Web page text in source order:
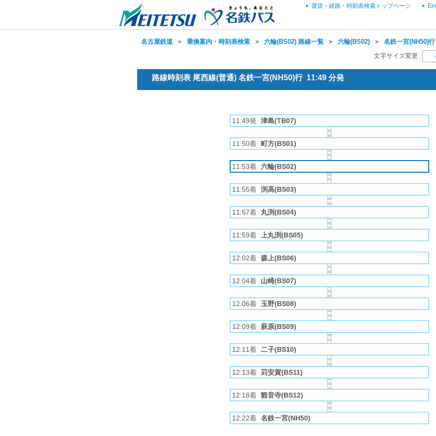
運賃・経路・時刻表検索トップページ
名古屋鉄道 ＞ 乗換案内・時刻表検索 ＞ 六輪(BS02) 路線一覧 ＞ 六輪(BS02) ＞ 名鉄一宮(NH50)
文字サイズ変更
路線時刻表 尾西線(普通) 名鉄一宮(NH50)行 11:49 分発
11:49発 津島(TB07)
11:50着 町方(BS01)
11:53着 六輪(BS02)
11:55着 渕高(BS03)
11:57着 丸渕(BS04)
11:59着 上丸渕(BS05)
12:02着 森上(BS06)
12:04着 山崎(BS07)
12:06着 玉野(BS08)
12:09着 萩原(BS09)
12:11着 二子(BS10)
12:13着 苅安賀(BS11)
12:18着 観音寺(BS12)
12:22着 名鉄一宮(NH50)